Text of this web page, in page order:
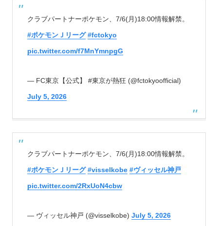
クラブパートナーポケモン、7/6(月)18:00情報解禁。
#ポケモンＪリーグ #fctokyo
pic.twitter.com/f7MnYmnpgG
— FC東京【公式】 #東京が熱狂 (@fctokyoofficial)
July 5, 2026
クラブパートナーポケモン、7/6(月)18:00情報解禁。
#ポケモンＪリーグ #visselkobe #ヴィッセル神戸
pic.twitter.com/2RxUoN4cbw
— ヴィッセル神戸 (@visselkobe) July 5, 2026